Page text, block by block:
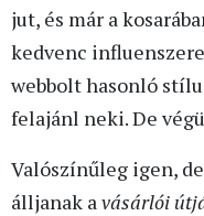
jut, és már a
kedvenc
webbolt hasonló
felajánl neki. De
Valószínűleg igen,
álljanak avásárlói